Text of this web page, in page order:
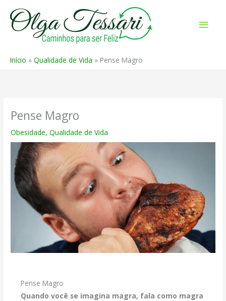
para
Início Qualidade de Vida Pense Magro
Pense Magro
Obesidade,Qualidade de Vida
Pense Magro
Quando você se imagina magra, fala como magra